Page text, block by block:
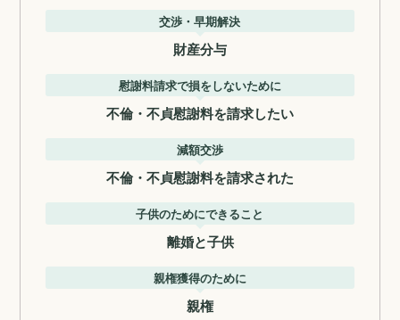
交渉・早期解決
財産分与
慰謝料請求で損をしないために
不倫・不貞慰謝料を請求したい
減額交渉
不倫・不貞慰謝料を請求された
子供のためにできること
離婚と子供
親権獲得のために
親権